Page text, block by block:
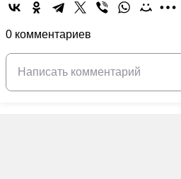
0 комментариев